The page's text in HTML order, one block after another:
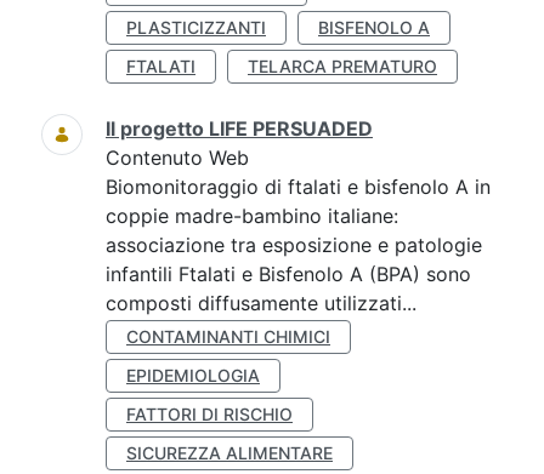
PLASTICIZZANTI
BISFENOLO A
FTALATI
TELARCA PREMATURO
Il progetto LIFE PERSUADED
Contenuto Web
Biomonitoraggio di ftalati e bisfenolo A in
coppie madre-bambino italiane:
associazione tra esposizione e patologie
infantili Ftalati e Bisfenolo A (BPA) sono
composti diffusamente utilizzati...
CONTAMINANTI CHIMICI
EPIDEMIOLOGIA
FATTORI DI RISCHIO
SICUREZZA ALIMENTARE